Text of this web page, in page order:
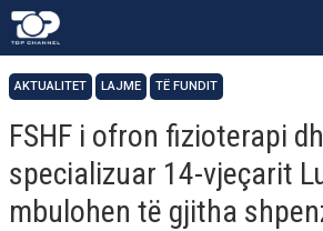
AKTUALITET LAJME TË FUNDIT
FSHF i ofron fizioterapi
specializuar 14-vjeçarit
mbulohen të gjitha